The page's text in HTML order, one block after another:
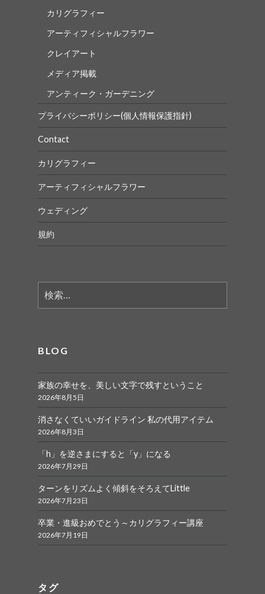
カリグラフィー
アーティフィシャルフラワー
クレイアート
メディア掲載
アンティーク・ガーデニング
プライバシーポリシー(個人情報保護指針)
Contact
カリグラフィー
アーティフィシャルフラワー
ウェディング
規約
索:
BLOG
家族の幸せを、美しい文字で残すということ
2026年8月5日
消さなくていいガイドライン 私の代用アイテム
2026年8月3日
「h」を逆さまにすると「y」になる
2026年7月29日
ターンをリズムよく傾斜をそろえてLittle
2026年7月23日
卒業・進級おめでとう～カリグラフィー講座
2026年7月19日
タグ